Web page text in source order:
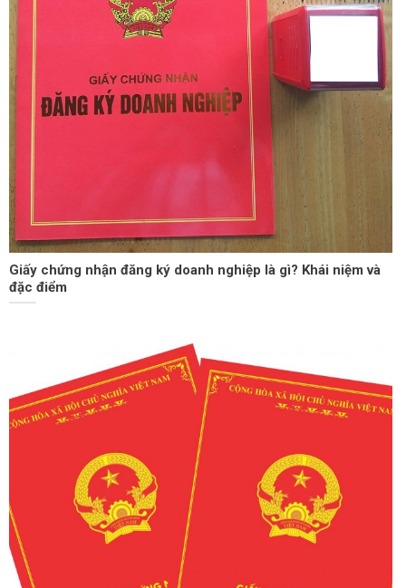
Giấy chứng nhận đăng ký doanh nghiệp là gì? Khái niệm và
đặc điểm